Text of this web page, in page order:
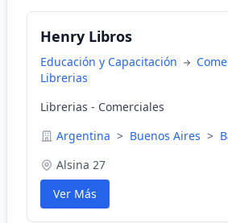
Henry Libros
Educación y Capacitación
Librerias
Librerias - Comerciales
Argentina > Buenos Aires >
Alsina 27
Ver Más